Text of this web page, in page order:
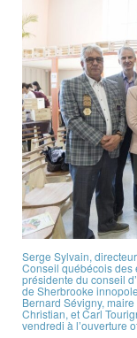
Serge Sylvain,
Conseil québécois des
présidente du conseil
de Sherbrooke
Bernard Sévigny,
Christian, et Carl
vendredi à l’ouverture